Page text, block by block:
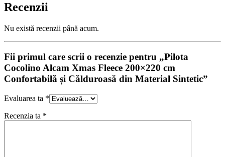
Recenzii
Nu există recenzii până acum.
Fii primul care scrii o recenzie pentru „Pilota
Cocolino Alcam Xmas Fleece 200×220 cm
Confortabilă și Călduroasă din Material Sintetic”
Evaluarea ta *
Recenzia ta *